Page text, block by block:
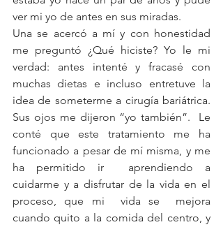
ver mi yo de antes en sus miradas.
Una se acercó a mí y con honestidad
me preguntó ¿Qué hiciste? Yo le mi
verdad: antes intenté y fracasé con
muchas dietas e incluso entretuve la
idea de someterme a cirugía bariátrica.
Sus ojos me dijeron “yo también”.  Le
conté que este tratamiento me ha
funcionado a pesar de mí misma, y me
ha permitido ir  aprendiendo a
cuidarme y a disfrutar de la vida en el
proceso, que mi  vida se  mejora
cuando quito a la comida del centro, y